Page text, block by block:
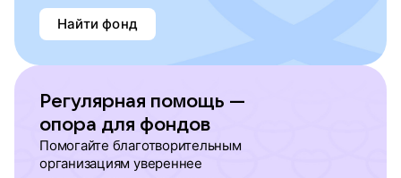
Найти фонд
Регулярная помощь —
опора для фондов
Помогайте благотворительным
организациям увереннее